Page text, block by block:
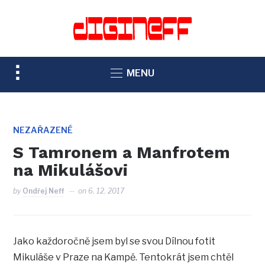
TOGGLE
SIDEBAR
NAVIGATION
MENU
NEZAŘAZENÉ
S Tamronem a Manfrotem
na Mikulášovi
by Ondřej Neff on 6. 12. 2017
Jako každoročně jsem byl se svou Dílnou fotit
Mikuláše v Praze na Kampě. Tentokrát jsem chtěl